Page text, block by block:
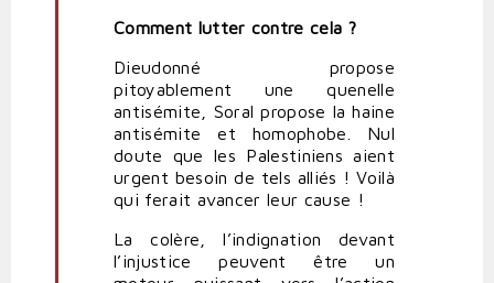
Comment lutter contre cela ?
Dieudonné propose
pitoyablement une quenelle
antisémite, Soral propose la haine
antisémite et homophobe. Nul
doute que les Palestiniens aient
urgent besoin de tels alliés ! Voilà
qui ferait avancer leur cause !
La colère, l’indignation devant
l’injustice peuvent être un